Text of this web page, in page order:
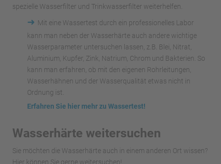
spezielle Wasserfilter und Trinkwasserfilter weiterhelfen.
➜ Mit eine Wassertest durch ein professionelles Labor
kann man neben der Wasserhärte auch andere wichtige
Wasserparameter untersuchen lassen, z.B. Blei, Nitrat,
Aluminium, Kupfer, Zink, Natrium, Chrom und Bakterien. So
kann man erfahren, ob mit den eigenen Rohrleitungen,
Wasserhähnen und der Wasserqualität etwas nicht in
Ordnung ist.
Erfahren Sie hier mehr zu Wassertest!
Wasserhärte weitersuchen
Sie möchten die Wasserhärte auch in einem anderen Ort wissen?
Hier können Sie gerne weitersuchen!